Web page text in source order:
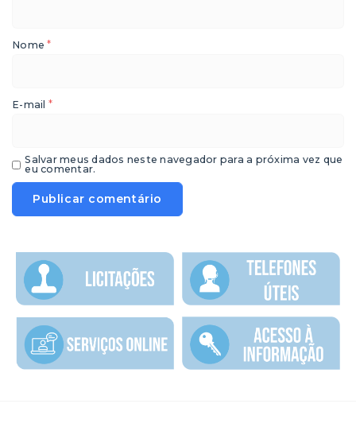
Nome*
E-mail *
Salvar meus dados neste navegador para a próxima vez que
eu comentar.